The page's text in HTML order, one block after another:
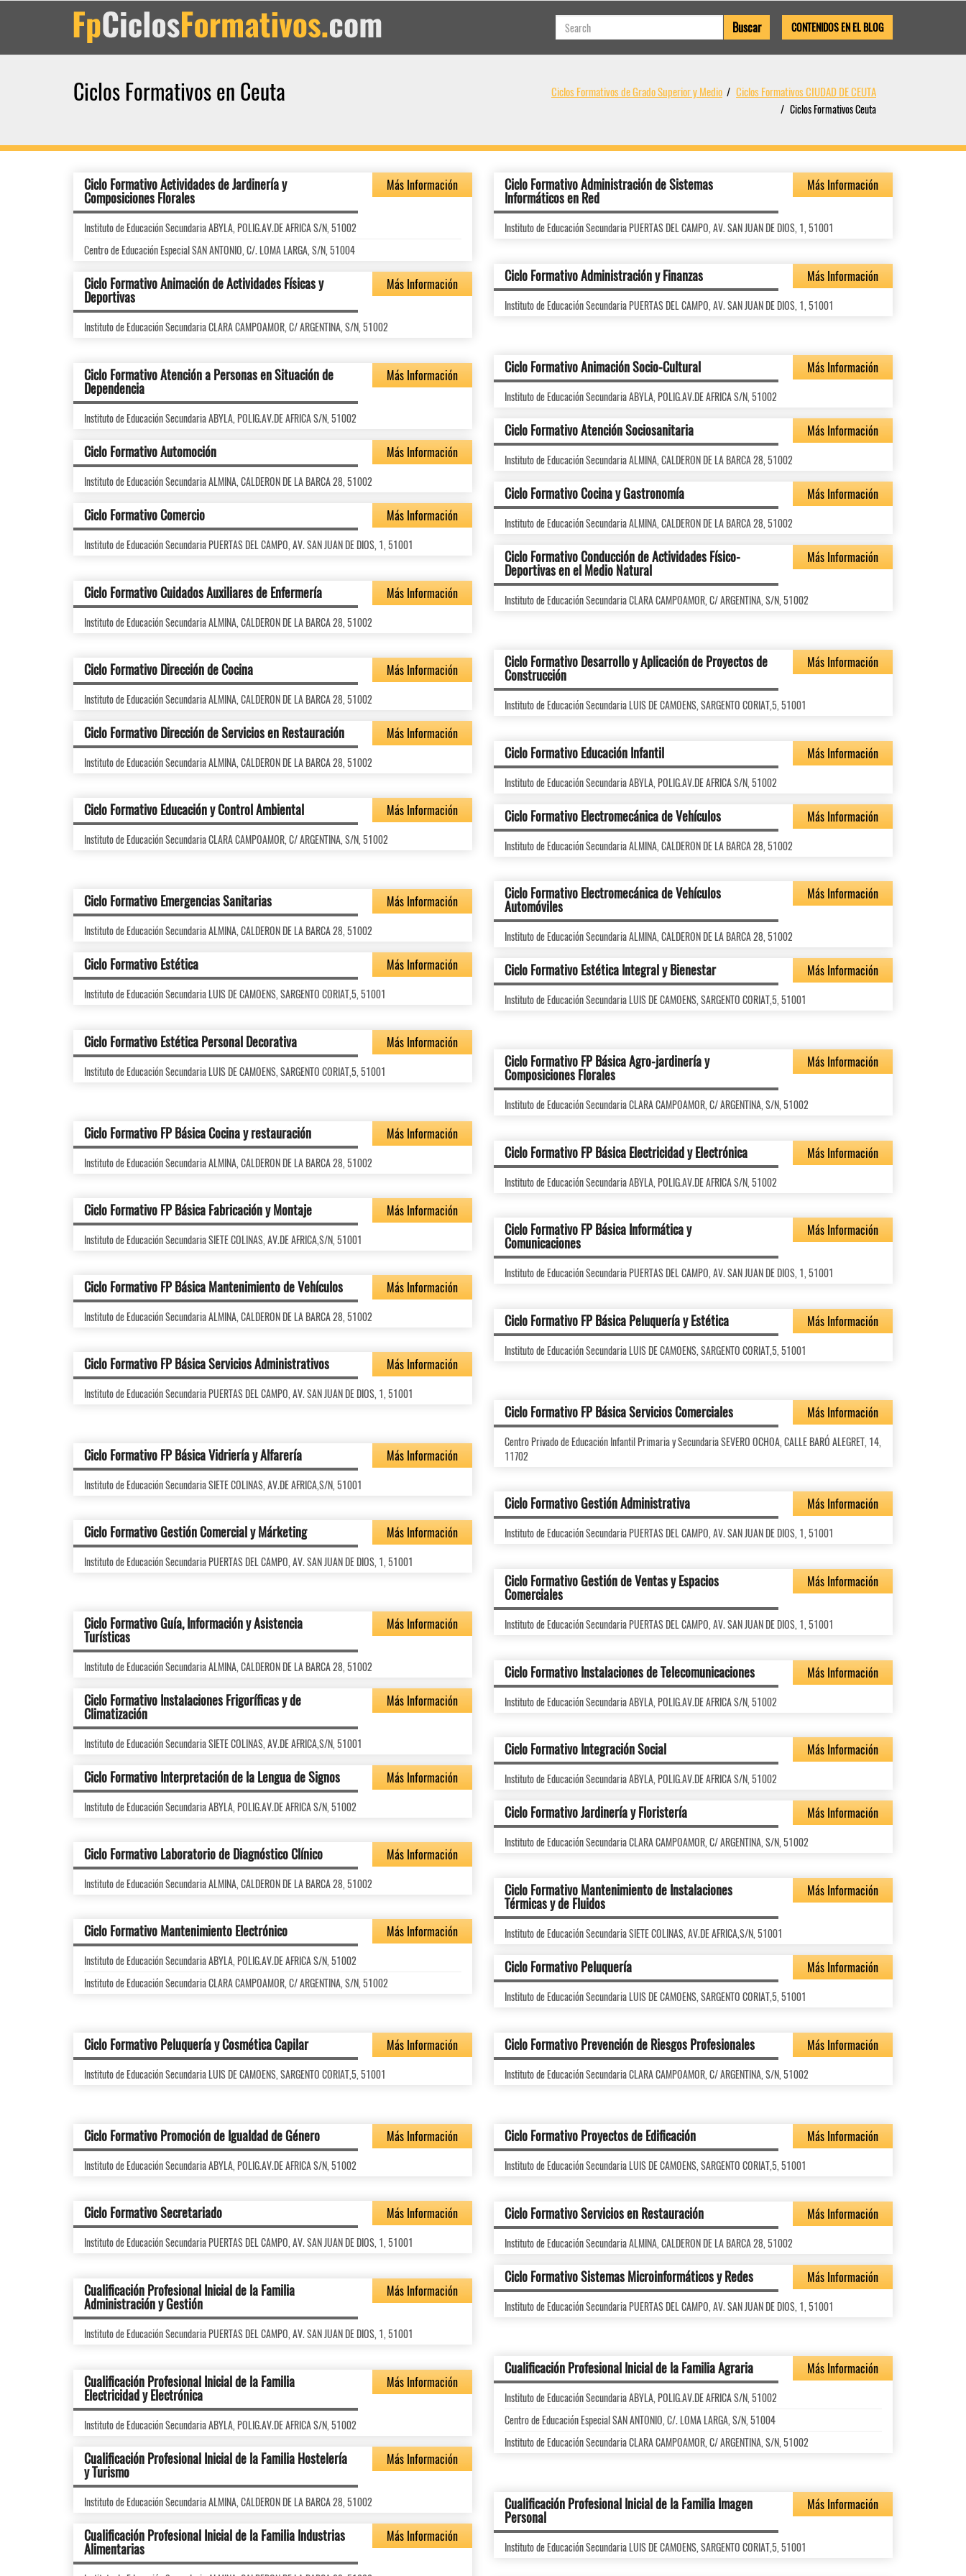
CONTENIDOS EN EL BLOG
Ciclos Formativos en Ceuta Ciclos Formativos de Grado Superior y Medio Ciclos Formativos CIUDAD DE CEUTA
Ciclos Formativos Ceuta
Ciclo Formativo Actividades de Jardinería y
Composiciones Florales
Más Información
Instituto de Educación Secundaria ABYLA, POLIG.AV.DE AFRICA S/N, 51002
Centro de Educación Especial SAN ANTONIO, C/. LOMA LARGA, S/N, 51004
Ciclo Formativo Administración de Sistemas
Informáticos en Red
Más Información
Instituto de Educación Secundaria PUERTAS DEL CAMPO, AV. SAN JUAN DE DIOS, 1, 51001
Ciclo Formativo Administración y Finanzas Más Información
Instituto de Educación Secundaria PUERTAS DEL CAMPO, AV. SAN JUAN DE DIOS, 1, 51001
Ciclo Formativo Animación de Actividades Físicas y
Deportivas
Más Información
Instituto de Educación Secundaria CLARA CAMPOAMOR, C/ ARGENTINA, S/N, 51002
Ciclo Formativo Animación Socio-Cultural Más Información
Instituto de Educación Secundaria ABYLA, POLIG.AV.DE AFRICA S/N, 51002
Ciclo Formativo Atención a Personas en Situación de
Dependencia
Más Información
Instituto de Educación Secundaria ABYLA, POLIG.AV.DE AFRICA S/N, 51002
Ciclo Formativo Atención Sociosanitaria Más Información
Instituto de Educación Secundaria ALMINA, CALDERON DE LA BARCA 28, 51002
Ciclo Formativo Automoción Más Información
Instituto de Educación Secundaria ALMINA, CALDERON DE LA BARCA 28, 51002
Ciclo Formativo Cocina y Gastronomía Más Información
Instituto de Educación Secundaria ALMINA, CALDERON DE LA BARCA 28, 51002
Ciclo Formativo Comercio Más Información
Instituto de Educación Secundaria PUERTAS DEL CAMPO, AV. SAN JUAN DE DIOS, 1, 51001
Ciclo Formativo Conducción de Actividades Físico-
Deportivas en el Medio Natural
Más Información
Instituto de Educación Secundaria CLARA CAMPOAMOR, C/ ARGENTINA, S/N, 51002
Ciclo Formativo Cuidados Auxiliares de Enfermería Más Información
Instituto de Educación Secundaria ALMINA, CALDERON DE LA BARCA 28, 51002
Ciclo Formativo Desarrollo y Aplicación de Proyectos de
Construcción
Más Información
Instituto de Educación Secundaria LUIS DE CAMOENS, SARGENTO CORIAT,5, 51001
Ciclo Formativo Dirección de Cocina Más Información
Instituto de Educación Secundaria ALMINA, CALDERON DE LA BARCA 28, 51002
Ciclo Formativo Dirección de Servicios en Restauración Más Información
Instituto de Educación Secundaria ALMINA, CALDERON DE LA BARCA 28, 51002
Ciclo Formativo Educación Infantil Más Información
Instituto de Educación Secundaria ABYLA, POLIG.AV.DE AFRICA S/N, 51002
Ciclo Formativo Educación y Control Ambiental Más Información
Instituto de Educación Secundaria CLARA CAMPOAMOR, C/ ARGENTINA, S/N, 51002
Ciclo Formativo Electromecánica de Vehículos Más Información
Instituto de Educación Secundaria ALMINA, CALDERON DE LA BARCA 28, 51002
Ciclo Formativo Electromecánica de Vehículos
Automóviles
Más Información
Instituto de Educación Secundaria ALMINA, CALDERON DE LA BARCA 28, 51002
Ciclo Formativo Emergencias Sanitarias Más Información
Instituto de Educación Secundaria ALMINA, CALDERON DE LA BARCA 28, 51002
Ciclo Formativo Estética Más Información
Instituto de Educación Secundaria LUIS DE CAMOENS, SARGENTO CORIAT,5, 51001
Ciclo Formativo Estética Integral y Bienestar Más Información
Instituto de Educación Secundaria LUIS DE CAMOENS, SARGENTO CORIAT,5, 51001
Ciclo Formativo Estética Personal Decorativa Más Información
Instituto de Educación Secundaria LUIS DE CAMOENS, SARGENTO CORIAT,5, 51001
Ciclo Formativo FP Básica Agro-jardinería y
Composiciones Florales
Más Información
Instituto de Educación Secundaria CLARA CAMPOAMOR, C/ ARGENTINA, S/N, 51002
Ciclo Formativo FP Básica Cocina y restauración Más Información
Instituto de Educación Secundaria ALMINA, CALDERON DE LA BARCA 28, 51002
Ciclo Formativo FP Básica Electricidad y Electrónica Más Información
Instituto de Educación Secundaria ABYLA, POLIG.AV.DE AFRICA S/N, 51002
Ciclo Formativo FP Básica Fabricación y Montaje Más Información
Instituto de Educación Secundaria SIETE COLINAS, AV.DE AFRICA,S/N, 51001
Ciclo Formativo FP Básica Informática y
Comunicaciones
Más Información
Instituto de Educación Secundaria PUERTAS DEL CAMPO, AV. SAN JUAN DE DIOS, 1, 51001
Ciclo Formativo FP Básica Mantenimiento de Vehículos Más Información
Instituto de Educación Secundaria ALMINA, CALDERON DE LA BARCA 28, 51002 Ciclo Formativo FP Básica Peluquería y Estética Más Información
Instituto de Educación Secundaria LUIS DE CAMOENS, SARGENTO CORIAT,5, 51001
Ciclo Formativo FP Básica Servicios Administrativos Más Información
Instituto de Educación Secundaria PUERTAS DEL CAMPO, AV. SAN JUAN DE DIOS, 1, 51001
Ciclo Formativo FP Básica Servicios Comerciales Más Información
Centro Privado de Educación Infantil Primaria y Secundaria SEVERO OCHOA, CALLE BARÓ ALEGRET, 14,
11702
Ciclo Formativo FP Básica Vidriería y Alfarería Más Información
Instituto de Educación Secundaria SIETE COLINAS, AV.DE AFRICA,S/N, 51001
Ciclo Formativo Gestión Administrativa Más Información
Instituto de Educación Secundaria PUERTAS DEL CAMPO, AV. SAN JUAN DE DIOS, 1, 51001
Ciclo Formativo Gestión Comercial y Márketing Más Información
Instituto de Educación Secundaria PUERTAS DEL CAMPO, AV. SAN JUAN DE DIOS, 1, 51001
Ciclo Formativo Gestión de Ventas y Espacios
Comerciales
Más Información
Instituto de Educación Secundaria PUERTAS DEL CAMPO, AV. SAN JUAN DE DIOS, 1, 51001
Ciclo Formativo Guía, Información y Asistencia
Turísticas
Más Información
Instituto de Educación Secundaria ALMINA, CALDERON DE LA BARCA 28, 51002 Ciclo Formativo Instalaciones de Telecomunicaciones Más Información
Instituto de Educación Secundaria ABYLA, POLIG.AV.DE AFRICA S/N, 51002
Ciclo Formativo Instalaciones Frigoríficas y de
Climatización
Más Información
Instituto de Educación Secundaria SIETE COLINAS, AV.DE AFRICA,S/N, 51001 Ciclo Formativo Integración Social Más Información
Instituto de Educación Secundaria ABYLA, POLIG.AV.DE AFRICA S/N, 51002
Ciclo Formativo Interpretación de la Lengua de Signos Más Información
Instituto de Educación Secundaria ABYLA, POLIG.AV.DE AFRICA S/N, 51002 Ciclo Formativo Jardinería y Floristería Más Información
Instituto de Educación Secundaria CLARA CAMPOAMOR, C/ ARGENTINA, S/N, 51002
Ciclo Formativo Laboratorio de Diagnóstico Clínico Más Información
Instituto de Educación Secundaria ALMINA, CALDERON DE LA BARCA 28, 51002 Ciclo Formativo Mantenimiento de Instalaciones
Térmicas y de Fluidos
Más Información
Instituto de Educación Secundaria SIETE COLINAS, AV.DE AFRICA,S/N, 51001
Ciclo Formativo Mantenimiento Electrónico Más Información
Instituto de Educación Secundaria ABYLA, POLIG.AV.DE AFRICA S/N, 51002
Instituto de Educación Secundaria CLARA CAMPOAMOR, C/ ARGENTINA, S/N, 51002
Ciclo Formativo Peluquería Más Información
Instituto de Educación Secundaria LUIS DE CAMOENS, SARGENTO CORIAT,5, 51001
Ciclo Formativo Peluquería y Cosmética Capilar Más Información
Instituto de Educación Secundaria LUIS DE CAMOENS, SARGENTO CORIAT,5, 51001
Ciclo Formativo Prevención de Riesgos Profesionales Más Información
Instituto de Educación Secundaria CLARA CAMPOAMOR, C/ ARGENTINA, S/N, 51002
Ciclo Formativo Promoción de Igualdad de Género Más Información
Instituto de Educación Secundaria ABYLA, POLIG.AV.DE AFRICA S/N, 51002
Ciclo Formativo Proyectos de Edificación Más Información
Instituto de Educación Secundaria LUIS DE CAMOENS, SARGENTO CORIAT,5, 51001
Ciclo Formativo Secretariado Más Información
Instituto de Educación Secundaria PUERTAS DEL CAMPO, AV. SAN JUAN DE DIOS, 1, 51001
Ciclo Formativo Servicios en Restauración Más Información
Instituto de Educación Secundaria ALMINA, CALDERON DE LA BARCA 28, 51002
Ciclo Formativo Sistemas Microinformáticos y Redes Más Información
Instituto de Educación Secundaria PUERTAS DEL CAMPO, AV. SAN JUAN DE DIOS, 1, 51001
Cualificación Profesional Inicial de la Familia
Administración y Gestión
Más Información
Instituto de Educación Secundaria PUERTAS DEL CAMPO, AV. SAN JUAN DE DIOS, 1, 51001
Cualificación Profesional Inicial de la Familia Agraria Más Información
Instituto de Educación Secundaria ABYLA, POLIG.AV.DE AFRICA S/N, 51002
Centro de Educación Especial SAN ANTONIO, C/. LOMA LARGA, S/N, 51004
Instituto de Educación Secundaria CLARA CAMPOAMOR, C/ ARGENTINA, S/N, 51002
Cualificación Profesional Inicial de la Familia
Electricidad y Electrónica
Más Información
Instituto de Educación Secundaria ABYLA, POLIG.AV.DE AFRICA S/N, 51002
Cualificación Profesional Inicial de la Familia Hostelería
y Turismo
Más Información
Instituto de Educación Secundaria ALMINA, CALDERON DE LA BARCA 28, 51002 Cualificación Profesional Inicial de la Familia Imagen
Personal
Más Información
Instituto de Educación Secundaria LUIS DE CAMOENS, SARGENTO CORIAT,5, 51001
Cualificación Profesional Inicial de la Familia Industrias
Alimentarias
Más Información